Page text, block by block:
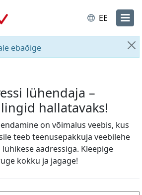
EE
ebaõige
lühendaja –
hallatavaks!
on võimalus veebis, kus
teeb teenusepakkuja veebilehe
aadressiga. Kleepige
kokku ja jagage!